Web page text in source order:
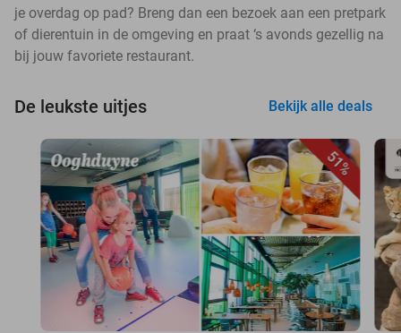
je overdag op pad? Breng dan een bezoek aan een pretpark
of dierentuin in de omgeving en praat ‘s avonds gezellig na
bij jouw favoriete restaurant.
De leukste uitjes Bekijk alle deals
51%